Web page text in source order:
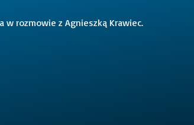
w rozmowie z Agnieszką Krawiec.